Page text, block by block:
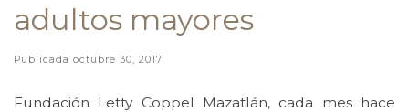
adultos mayores
Publicada octubre 30, 2017
Fundación Letty Coppel Mazatlán, cada mes hace